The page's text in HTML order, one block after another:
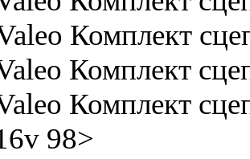
Комплект
Комплект
Комплект
98>